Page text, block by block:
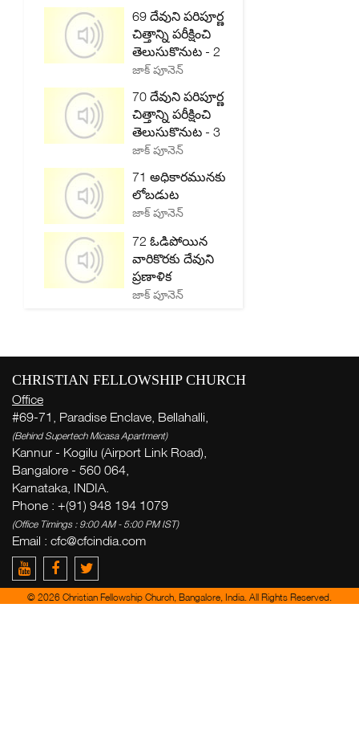
69 దేవుని పరిపూర్ణ
చిత్తాన్ని పరీక్షించి
తెలుసుకొనుట - 2
జాక్ పూనెన్
70 దేవుని పరిపూర్ణ
చిత్తాన్ని పరీక్షించి
తెలుసుకొనుట - 3
జాక్ పూనెన్
71 అధికారమునకు
లోబడుట
జాక్ పూనెన్
72 ఓడిపోయిన
వారికొరకు దేవుని
ప్రణాళిక
జాక్ పూనెన్
CHRISTIAN FELLOWSHIP CHURCH
Office
#69-71, Paradise Enclave, Bellahalli,
(Behind Supertech Micasa Apartment)
Kannur - Kogilu (Airport Link Road),
Bangalore - 560 064,
Karnataka, INDIA.
Phone : +(91) 948 194 1079
(Office Timings : 9:00 AM - 5:00 PM IST)
Email : cfc@cfcindia.com
© 2026 Christian Fellowship Church, Bangalore, India. All Rights Reserved.